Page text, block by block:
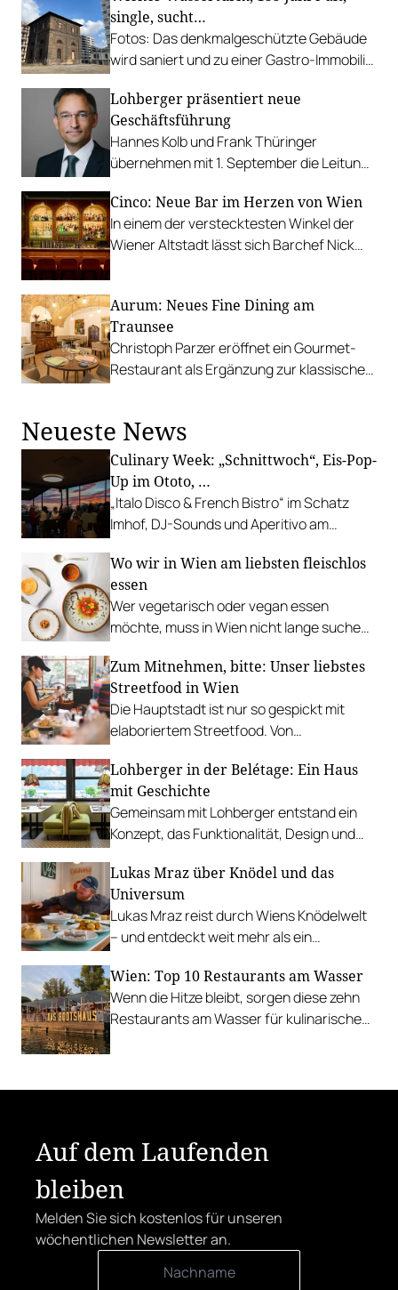
single, sucht…
Fotos: Das denkmalgeschützte Gebäude
wird saniert und zu einer Gastro-Immobilie
Lohberger präsentiert neue
Geschäftsführung
Hannes Kolb und Frank Thüringer
übernehmen mit 1. September die Leitung
Küchen.
Cinco: Neue Bar im Herzen von Wien
In einem der verstecktesten Winkel der
Wiener Altstadt lässt sich Barchef Nick
Aurum: Neues Fine Dining am
Traunsee
Christoph Parzer eröffnet ein Gourmet-
Restaurant als Ergänzung zur klassischen
Neueste News
Culinary Week: „Schnittwoch“, Eis-Pop-
Up im Ototo, …
„Italo Disco & French Bistro“ im Schatz
Imhof, DJ-Sounds und Aperitivo am
Palme, „Fridays for Furmint“ u. v. m.
Wo wir in Wien am liebsten fleischlos
essen
Wer vegetarisch oder vegan essen
möchte, muss in Wien nicht lange suchen.
besonders.
Zum Mitnehmen, bitte: Unser liebstes
Streetfood in Wien
Die Hauptstadt ist nur so gespickt mit
elaboriertem Streetfood. Von
Tacos bis hin zu syrischer Marktküche.
Lohberger in der Belétage: Ein Haus
mit Geschichte
Gemeinsam mit Lohberger entstand ein
Konzept, das Funktionalität, Design und
Lukas Mraz über Knödel und das
Universum
Lukas Mraz reist durch Wiens Knödelwelt
– und entdeckt weit mehr als ein
Wien: Top 10 Restaurants am Wasser
Wenn die Hitze bleibt, sorgen diese zehn
Restaurants am Wasser für kulinarische
Auf dem Laufenden
bleiben
Melden Sie sich kostenlos für unseren
wöchentlichen Newsletter an.